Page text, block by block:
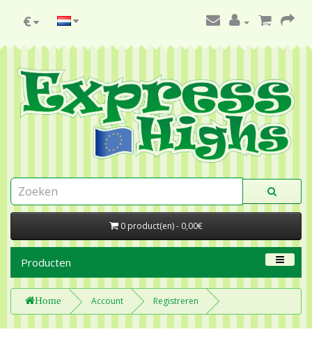
€
0 product(en) - 0,00€
Producten
Home Account Registreren